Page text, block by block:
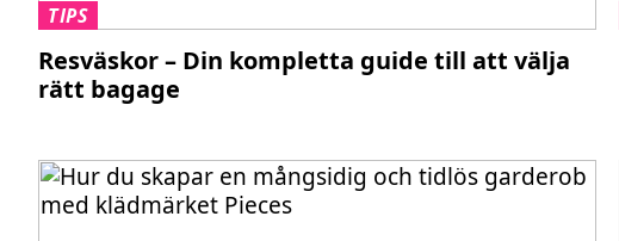
TIPS
Resväskor – Din kompletta guide till att välja
rätt bagage